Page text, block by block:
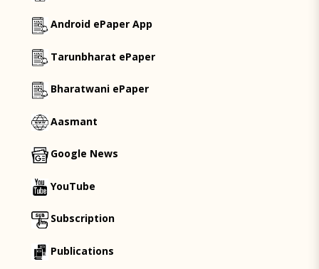
Android ePaper App
Tarunbharat ePaper
Bharatwani ePaper
Aasmant
Google News
YouTube
Subscription
Publications